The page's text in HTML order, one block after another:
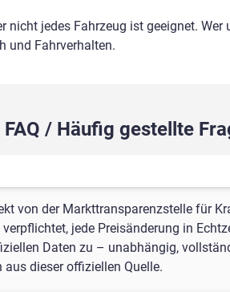
nicht jedes Fahrzeug ist geeignet.
und Fahrverhalten.
FAQ / Häufig gestellte
von der Markttransparenzstelle für
jede Preisänderung in
Daten zu – unabhängig,
dieser offiziellen Quelle.